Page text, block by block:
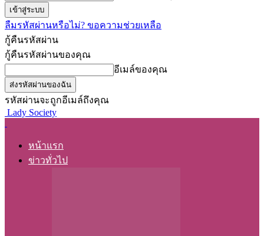
ลืมรหัสผ่านหรือไม่? ขอความช่วยเหลือ
กู้คืนรหัสผ่าน
กู้คืนรหัสผ่านของคุณ
อีเมล์ของคุณ
รหัสผ่านจะถูกอีเมล์ถึงคุณ
Lady Society
หน้าแรก
ข่าวทั่วไป